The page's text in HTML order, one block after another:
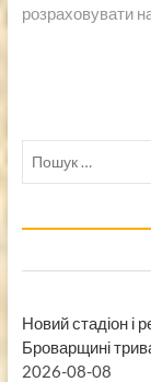
розраховувати
Новий стадіон і
Броварщині
2026-08-08